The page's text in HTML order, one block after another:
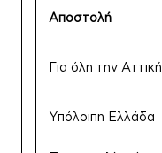
Αποστολή
Για όλη την Αττική
Υπόλοιπη Ελλάδα